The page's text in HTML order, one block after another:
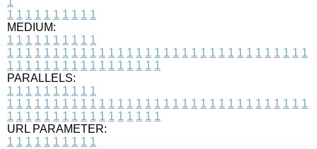
1 1 1 1 1 1 1 1 1 1
MEDIUM:
1 1 1 1 1 1 1 1 1 1
1 1 1 1 1 1 1 1 1 1 1 1 1 1 1 1 1 1 1 1 1 1 1 1 1 1 1 1 1 1 1 1 1
1 1 1 1 1 1 1 1 1 1 1 1 1 1 1 1 1
PARALLELS:
1 1 1 1 1 1 1 1 1 1
1 1 1 1 1 1 1 1 1 1 1 1 1 1 1 1 1 1 1 1 1 1 1 1 1 1 1 1 1 1 1 1 1
1 1 1 1 1 1 1 1 1 1 1 1 1 1 1 1 1
URL PARAMETER:
1 1 1 1 1 1 1 1 1 1